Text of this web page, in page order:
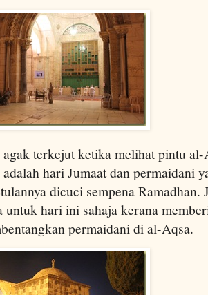
agak terkejut ketika melihat pintu
hari Jumaat dan permaidani
dicuci sempena
untuk hari ini sahaja kerana
permaidani di al-Aqsa.